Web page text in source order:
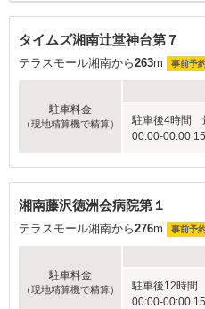
タイムズ湘南辻堂神台第７
テラスモール湘南から263m 事前予
駐車料金
（現地精算機で精算）
駐車後4時間
00:00-00:00
湘南藤沢徳洲会病院第１
テラスモール湘南から276m 事前予
駐車料金
（現地精算機で精算）
駐車後12時間
00:00-00:00